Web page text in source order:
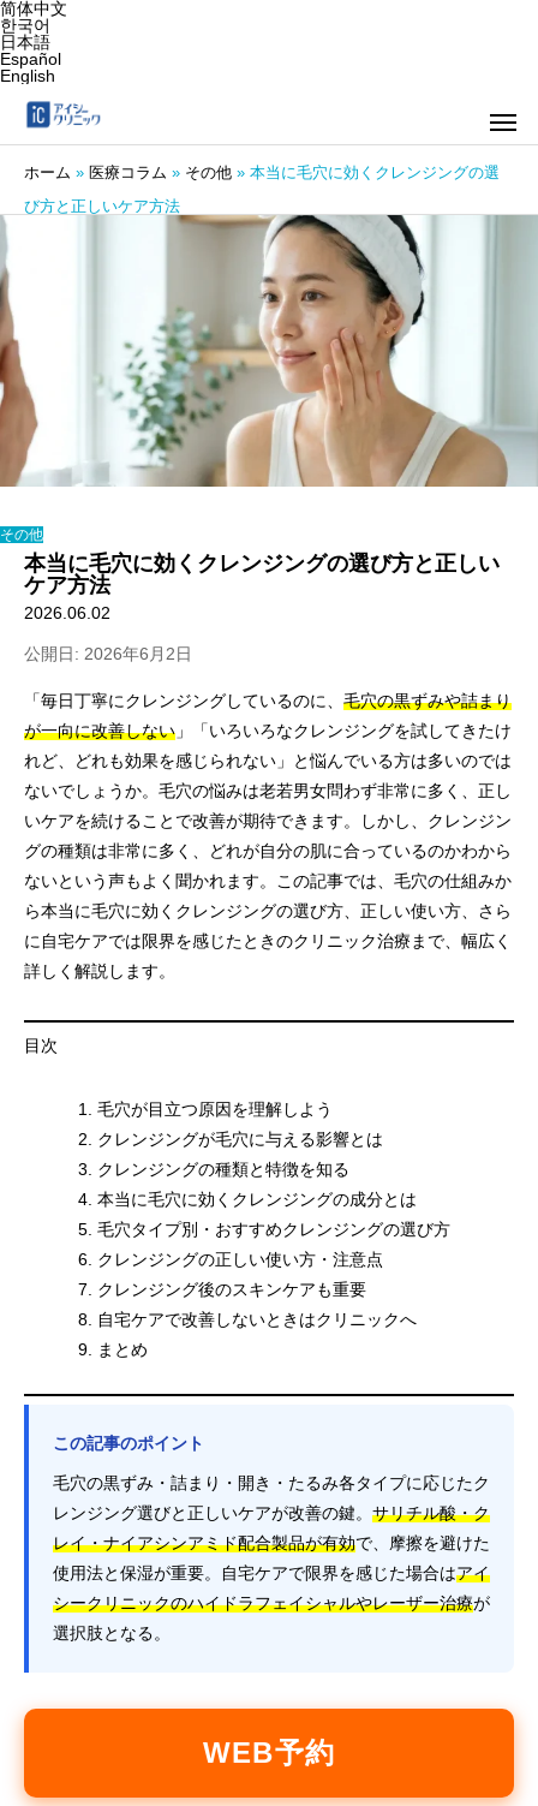
简体中文
한국어
日本語
Español
English
ホーム » 医療コラム » その他 » 本当に毛穴に効くクレンジングの選
び方と正しいケア方法
その他
本当に毛穴に効くクレンジングの選び方と正しい
ケア方法
2026.06.02
公開日: 2026年6月2日
「毎日丁寧にクレンジングしているのに、 毛穴の黒ずみや詰まり
が一向に改善しない 」「いろいろなクレンジングを試してきたけ
れど、どれも効果を感じられない」と悩んでいる方は多いのでは
ないでしょうか。毛穴の悩みは老若男女問わず非常に多く、正し
いケアを続けることで改善が期待できます。しかし、クレンジン
グの種類は非常に多く、どれが自分の肌に合っているのかわから
ないという声もよく聞かれます。この記事では、毛穴の仕組みか
ら本当に毛穴に効くクレンジングの選び方、正しい使い方、さら
に自宅ケアでは限界を感じたときのクリニック治療まで、幅広く
詳しく解説します。
目次
毛穴が目立つ原因を理解しよう
クレンジングが毛穴に与える影響とは
クレンジングの種類と特徴を知る
本当に毛穴に効くクレンジングの成分とは
毛穴タイプ別・おすすめクレンジングの選び方
クレンジングの正しい使い方・注意点
クレンジング後のスキンケアも重要
自宅ケアで改善しないときはクリニックへ
まとめ
この記事のポイント
毛穴の黒ずみ・詰まり・開き・たるみ各タイプに応じたク
レンジング選びと正しいケアが改善の鍵。 サリチル酸・ク
レイ・ナイアシンアミド配合製品が有効で、摩擦を避けた
使用法と保湿が重要。自宅ケアで限界を感じた場合はアイ
シークリニックのハイドラフェイシャルやレーザー治療が
選択肢となる。
WEB予約